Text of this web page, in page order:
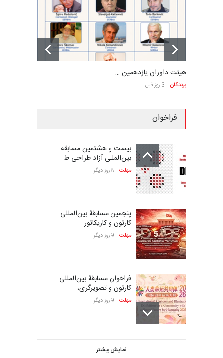
هیئت داوران یازدهمین …
برندگان 3 روز قبل
فراخوان
بیست و هشتمین مسابقه
بین‌المللی آزاد طراحی ط…
مهلت 8 روز دیگر
پنجمین مسابقۀ بین‌المللی
کارتون و کاریکاتور …
مهلت 9 روز دیگر
فراخوان مسابقۀ بین‌المللی
کارتون و تصویرگری،…
مهلت 9 روز دیگر
کاریکاتور CIK Damad…
نمایش بیشتر